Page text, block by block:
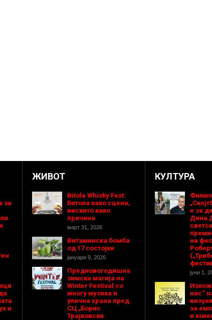
за
и
ЖИВОТ
Bitola Whisky Fest:
Битола како сцена,
вискито како
причина
март 31, 2026
Витаминска бомба
од 17 состојки
јануари 9, 2026
Предновогодишнa
зимска магија на
Winter Festival со
многу музика и
улична храна пред
СЦ „Борис
Трајковски
КУЛТУРА
е за
Дина
на
јуни 1,
нас“
за
и